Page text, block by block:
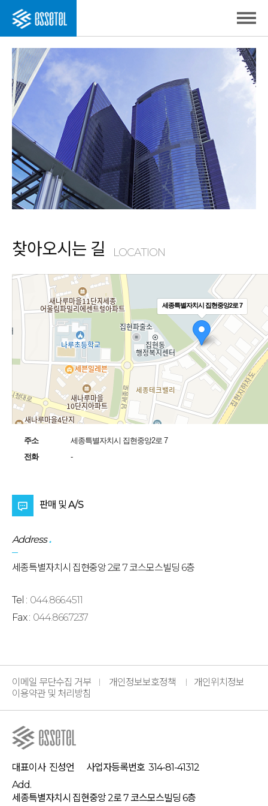
찾아오시는 길 LOCATION
세종특별자치시 집현중앙2로 7
주소
세종특별자치시 집현중앙2로 7
전화
-
판매 및 A/S
Address.
세종특별자치시 집현중앙 2로 7 코스모스빌딩 6층
Tel : 044.866.4511
Fax : 044.866.7237
이메일 무단수집 거부 개인정보보호정책
개인위치정보
이용약관 및 처리방침
대표이사 진성언 사업자등록번호 314-81-41312
Add.
세종특별자치시 집현중앙 2로 7 코스모스빌딩 6층